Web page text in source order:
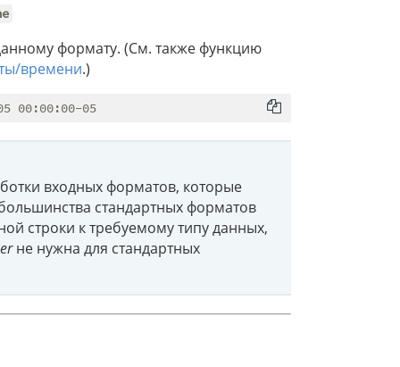
формату. (См. также функцию
времени.)
входных форматов, которые
стандартных форматов
строки к требуемому типу данных,
не нужна для стандартных